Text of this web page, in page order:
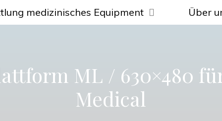
medizinisches Equipment Über
ML / 630×480
Medical